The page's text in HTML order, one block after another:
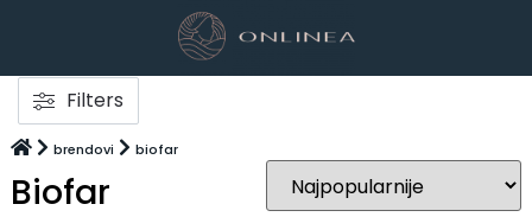
Filters
brendovi biofar
Biofar